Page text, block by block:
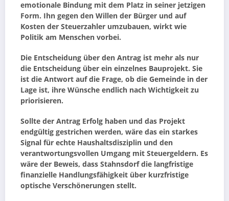
emotionale Bindung mit dem Platz in seiner jetzigen
Form. Ihn gegen den Willen der Bürger und auf
Kosten der Steuerzahler umzubauen, wirkt wie
Politik am Menschen vorbei.
Die Entscheidung über den Antrag ist mehr als nur
die Entscheidung über ein einzelnes Bauprojekt. Sie
ist die Antwort auf die Frage, ob die Gemeinde in der
Lage ist, ihre Wünsche endlich nach Wichtigkeit zu
priorisieren.
Sollte der Antrag Erfolg haben und das Projekt
endgültig gestrichen werden, wäre das ein starkes
Signal für echte Haushaltsdisziplin und den
verantwortungsvollen Umgang mit Steuergeldern. Es
wäre der Beweis, dass Stahnsdorf die langfristige
finanzielle Handlungsfähigkeit über kurzfristige
optische Verschönerungen stellt.